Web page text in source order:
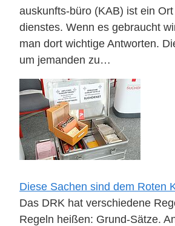
auskunfts-büro (KAB) ist ein
dienstes. Wenn es gebraucht
man dort wichtige Antworten.
um jemanden zu…
Diese Sachen sind dem Roten
Das DRK hat verschiedene
Regeln heißen: Grund-Sätze.